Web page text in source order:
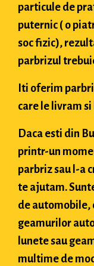
particule de
puternic ( o
soc fizic),
parbrizul
Iti oferim
care le livram
Daca esti din
printr-un
parbriz sau l-a
te ajutam.
de automobile,
geamurilor
lunete sau
multime de